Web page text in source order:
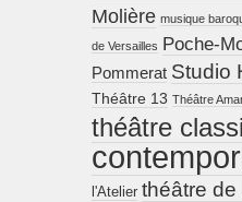
Molière musique
de Versailles Poche-
Pommerat Studio
Théâtre 13 Théâtre
théâtre
l'Atelier théâtre